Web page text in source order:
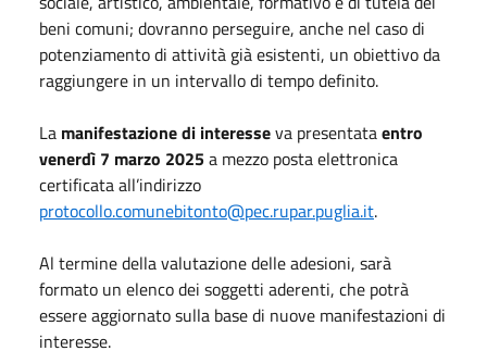
beni comuni; dovranno perseguire, anche nel caso di
potenziamento di attività già esistenti, un obiettivo da
raggiungere in un intervallo di tempo definito.
La manifestazione di interesseva presentataentro
venerdì 7 marzo 2025a mezzo posta elettronica
certificata all’indirizzo
protocollo.comunebitonto@pec.rupar.puglia.it.
Al termine della valutazione delle adesioni, sarà
formato un elenco dei soggetti aderenti, che potrà
essere aggiornato sulla base di nuove manifestazioni di
interesse.